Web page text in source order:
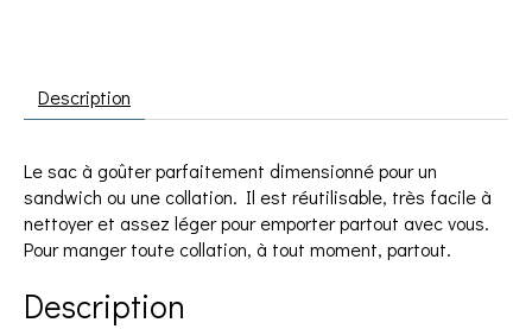
Description
Le sac à goûter parfaitement dimensionné pour un
sandwich ou une collation. Il est réutilisable, très facile à
nettoyer et assez léger pour emporter partout avec vous.
Pour manger toute collation, à tout moment, partout.
Description